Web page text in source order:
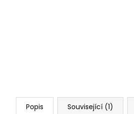
Popis Související (1)